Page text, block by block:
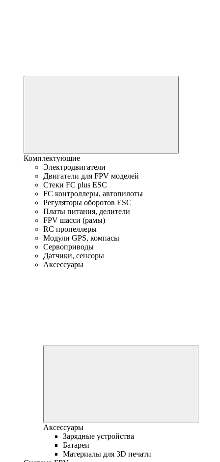
Комплектующие
Электродвигатели
Двигатели для FPV моделей
Стеки FC plus ESC
FC контроллеры, автопилоты
Регуляторы оборотов ESC
Платы питания, делители
FPV шасси (рамы)
RC пропеллеры
Модули GPS, компасы
Сервоприводы
Датчики, сенсоры
Аксессуары
Аксессуары
Зарядные устройства
Батареи
Материалы для 3D печати